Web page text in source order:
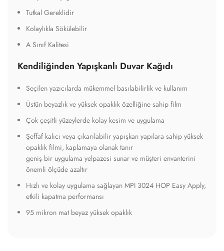
Tutkal Gereklidir
Kolaylıkla Sökülebilir
A Sınıf Kalitesi
Kendiliğinden Yapışkanlı Duvar Kağıdı
Seçilen yazıcılarda mükemmel basılabilirlik ve kullanım
Üstün beyazlık ve yüksek opaklık özelliğine sahip film
Çok çeşitli yüzeylerde kolay kesim ve uygulama
Şeffaf kalıcı veya çıkarılabilir yapışkan yapılara sahip yüksek
opaklık filmi, kaplamaya olanak tanır
geniş bir uygulama yelpazesi sunar ve müşteri envanterini
önemli ölçüde azaltır
Hızlı ve kolay uygulama sağlayan MPI 3024 HOP Easy Apply,
etkili kapatma performansı
95 mikron mat beyaz yüksek opaklık